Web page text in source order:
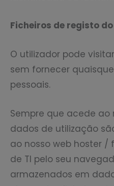
Ficheiros de registo
O utilizador pode
sem fornecer
pessoais.
Sempre que acede ao
dados de utilização
ao nosso web hoster /
de TI pelo seu
armazenados em